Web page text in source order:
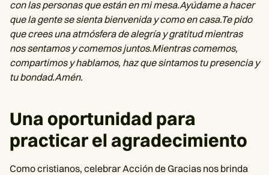
con las personas que están en mi mesa.Ayúdame a hacer
que la gente se sienta bienvenida y como en casa.Te pido
que crees una atmósfera de alegría y gratitud mientras
nos sentamos y comemos juntos.Mientras comemos,
compartimos y hablamos, haz que sintamos tu presencia y
tu bondad.Amén.
Una oportunidad para
practicar el agradecimiento
Como cristianos, celebrar Acción de Gracias nos brinda